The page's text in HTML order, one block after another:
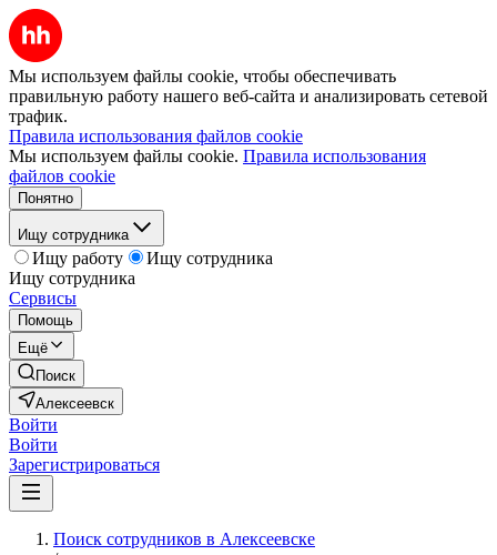
Мы используем файлы cookie, чтобы обеспечивать
правильную работу нашего веб-сайта и анализировать сетевой
трафик.
Правила использования файлов cookie
Мы используем файлы cookie. Правила использования
файлов cookie
Понятно
Ищу сотрудника
Ищу работу
Ищу сотрудника
Ищу сотрудника
Сервисы
Помощь
Ещё
Поиск
Алексеевск
Войти
Войти
Зарегистрироваться
Поиск сотрудников в Алексеевске